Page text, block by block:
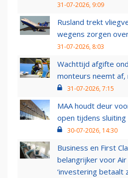
31-07-2026, 9:09
Rusland trekt
wegens zorgen
31-07-2026, 8:03
Wachttijd afgifte
monteurs neemt
31-07-2026, 7:15
MAA houdt deur
open tijdens
30-07-2026, 14:30
Business en First
belangrijker voor Air
‘investering betaalt